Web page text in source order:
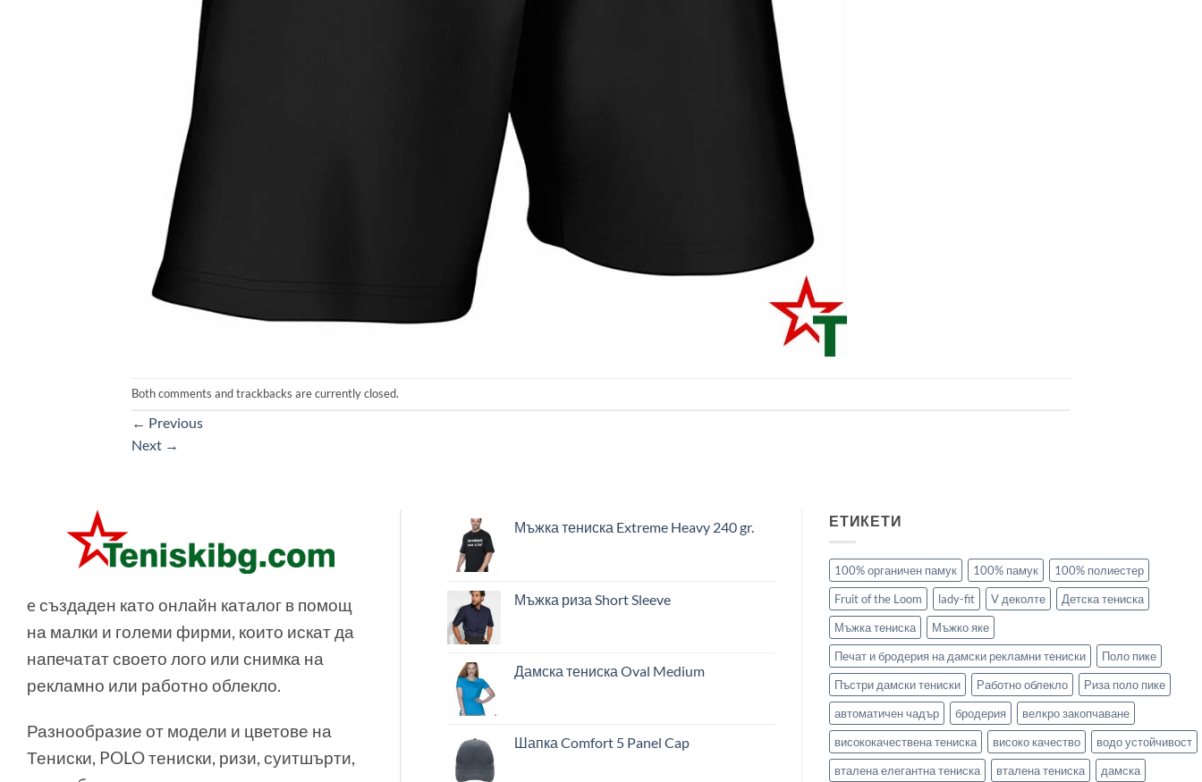
Both comments and trackbacks are currently closed.
← Previous
Next →
e създаден като онлайн каталог в помощ
на малки и големи фирми, които искат да
напечатат своето лого или снимка на
рекламно или работно облекло.
Разнообразие от модели и цветове на
Тениски, POLO тениски, ризи, суитшърти,
Мъжка тениска Extreme Heavy 240 gr.
Мъжка риза Short Sleeve
Дамска тениска Oval Medium
Шапка Comfort 5 Panel Cap
ЕТИКЕТИ
100% органичен памук 100% памук
100% полиестер
Fruit of the Loom
lady-fit V деколте
Детска тениска
Мъжка тениска
Мъжко яке
Печат и бродерия на дамски рекламни тениски
Поло пике
Пъстри дамски тениски
Работно облекло
Риза поло пике
автоматичен чадър
бродерия
велкро закопчаване
висококачествена тениска
високо качество
водо устойчивост
вталена елегантна тениска
вталена тениска дамска